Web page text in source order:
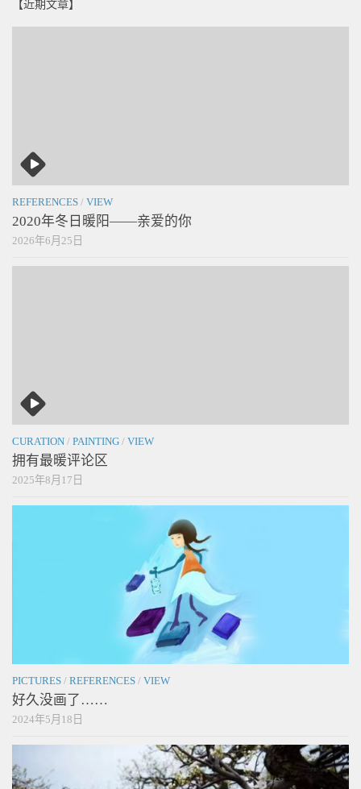
【近期文章】
REFERENCES / VIEW
2020年冬日暖阳——亲爱的你
2026年6月25日
CURATION / PAINTING / VIEW
拥有最暖评论区
2025年8月17日
PICTURES / REFERENCES / VIEW
好久没画了……
2024年5月18日